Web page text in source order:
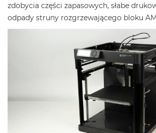
zdobycia części zapasowych, słabe
odpady struny rozgrzewającego bloku